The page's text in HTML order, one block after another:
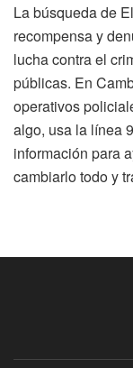
La búsqueda de
recompensa y
lucha contra el
públicas. En
operativos
algo, usa la línea
información para
cambiarlo todo y